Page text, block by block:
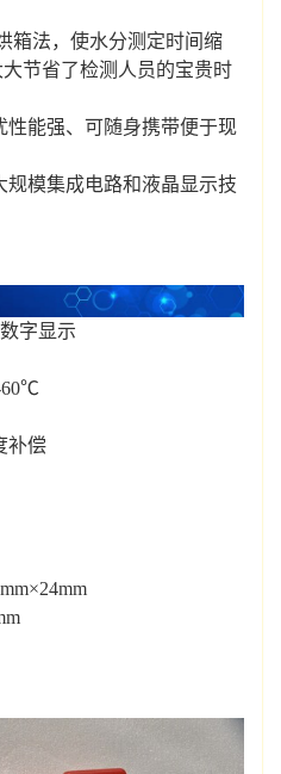
箱法，使水分测定时间缩
节省了检测人员的宝贵时
性能强、可随身携带便于现
规模集成电路和液晶显示技
字显示
60℃
补偿